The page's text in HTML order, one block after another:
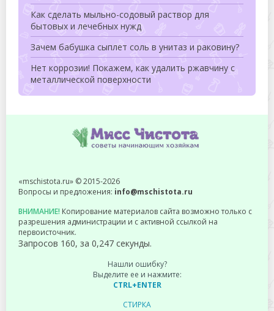
Как сделать мыльно-содовый раствор для
бытовых и лечебных нужд
Зачем бабушка сыплет соль в унитаз и раковину?
Нет коррозии! Покажем, как удалить ржавчину с
металлической поверхности
«mschistota.ru» © 2015-2026
Вопросы и предложения: info@mschistota.ru
ВНИМАНИЕ! Копирование материалов сайта возможно только с
разрешения администрации и с активной ссылкой на
первоисточник.
Запросов 160, за 0,247 секунды.
Нашли ошибку?
Выделите ее и нажмите:
CTRL+ENTER
СТИРКА